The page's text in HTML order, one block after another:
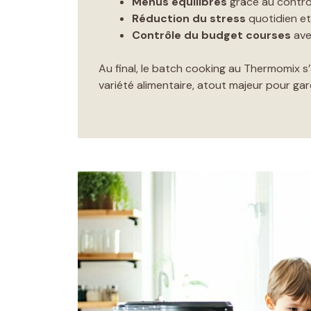
Réduction du stress quotidien
Contrôle du budget courses
Au final, le batch cooking au Thermomix
variété alimentaire, atout majeur pour